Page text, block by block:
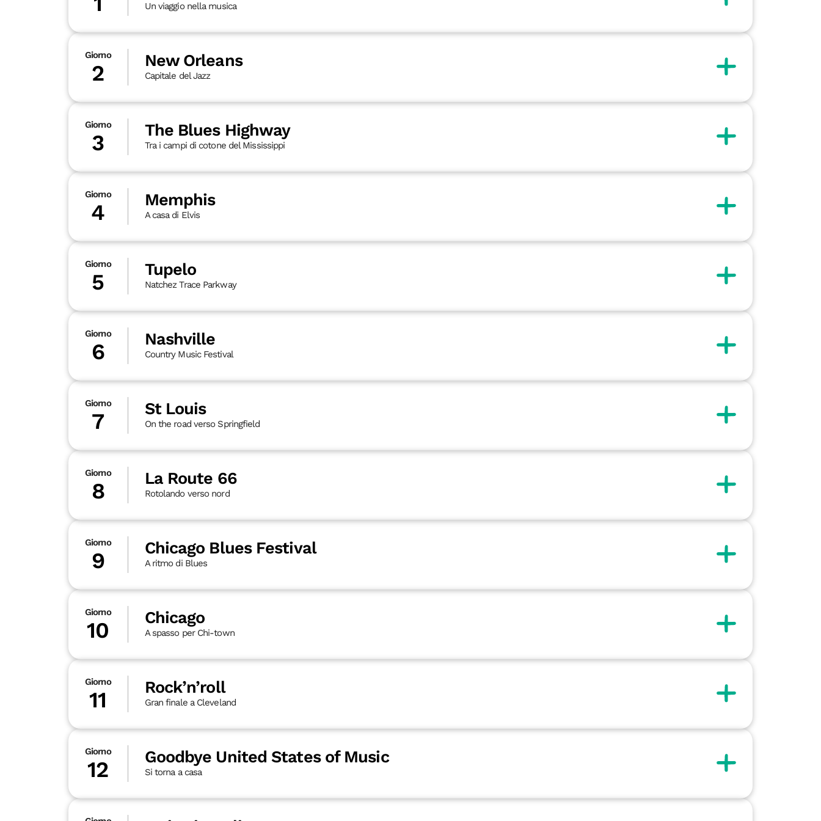
Un viaggio nella musica
Giorno
2 New Orleans
Capitale del Jazz
Giorno
3 The Blues Highway
Tra i campi di cotone del Mississippi
Giorno
4 Memphis
A casa di Elvis
Giorno
5 Tupelo
Natchez Trace Parkway
Giorno
6 Nashville
Country Music Festival
Giorno
7 St Louis
On the road verso Springfield
Giorno
8 La Route 66
Rotolando verso nord
Giorno
9 Chicago Blues Festival
A ritmo di Blues
Giorno
10 Chicago
A spasso per Chi-town
Giorno
11 Rock’n’roll
Gran finale a Cleveland
Giorno
12 Goodbye United States of Music
Si torna a casa